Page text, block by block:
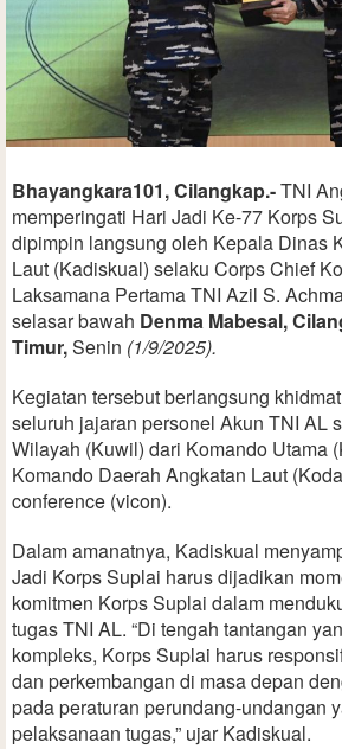
Bhayangkara101, Cilangkap.-TNI
memperingati Hari Jadi Ke-77 Korps
dipimpin langsung oleh Kepala Dinas
Laut (Kadiskual) selaku Corps Chief
Laksamana Pertama TNI Azil S.
selasar bawah Denma Mabesal,
Timur,Senin (1/9/2025).
Kegiatan tersebut berlangsung
seluruh jajaran personel Akun TNI AL
Wilayah (Kuwil) dari Komando Utama
Komando Daerah Angkatan Laut
conference (vicon).
Dalam amanatnya, Kadiskual
Jadi Korps Suplai harus dijadikan
komitmen Korps Suplai dalam
tugas TNI AL. “Di tengah tantangan
kompleks, Korps Suplai harus
dan perkembangan di masa depan
pada peraturan perundang-undangan
pelaksanaan tugas,” ujar Kadiskual.